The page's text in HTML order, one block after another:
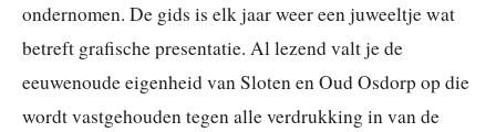
ondernomen. De gids is elk jaar weer een juweeltje wat
betreft grafische presentatie. Al lezend valt je de
eeuwenoude eigenheid van Sloten en Oud Osdorp op die
wordt vastgehouden tegen alle verdrukking in van de